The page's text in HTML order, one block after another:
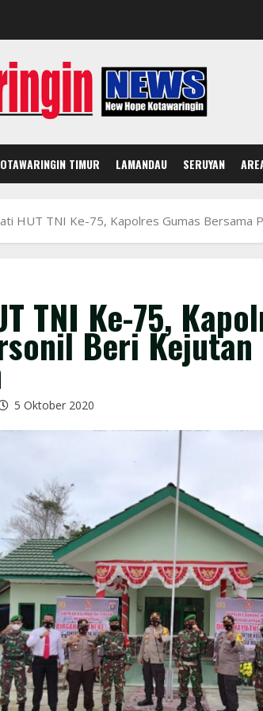
TIMUR LAMANDAU SERUYAN
HUT TNI Ke-75, Kapolres Gumas Bersama
TNI Ke-75,
Beri
5 Oktober 2020